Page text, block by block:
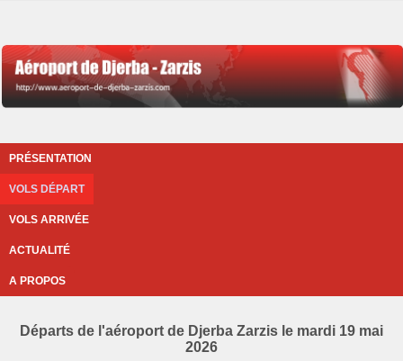
PRÉSENTATION
VOLS DÉPART
VOLS ARRIVÉE
ACTUALITÉ
A PROPOS
Départs de l'aéroport de Djerba Zarzis le mardi 19 mai
2026